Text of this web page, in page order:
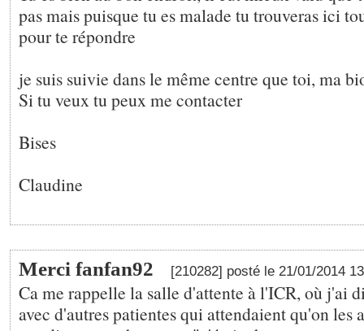
pas mais puisque tu es malade tu trouveras ici
pour te répondre
je suis suivie dans le même centre que toi, ma
Si tu veux tu peux me contacter
Bises
Claudine
Merci fanfan92 [210282] posté le 21/01/2014
Ca me rappelle la salle d'attente à l'ICR, où j'ai
avec d'autres patientes qui attendaient qu'on les